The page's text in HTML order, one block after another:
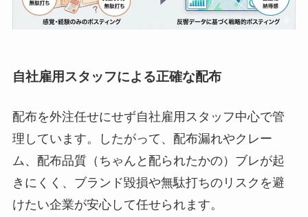
自社雇用スタッフによる正確な配布
配布を外注任せにせず自社雇用スタッフ中心で管
理しています。したがって、配布漏れやクレー
ム、配布品質（ちゃんと配られたかの）ブレが起
きにくく、ブランド毀損や無駄打ちのリスクを避
けたい企業が安心して任せられます。